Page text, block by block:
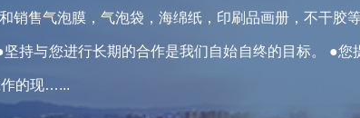
销售气泡膜，气泡袋，海绵纸，印刷品画册，不干胶
持与您进行长期的合作是我们自始自终的目标。 ●
作的现…...